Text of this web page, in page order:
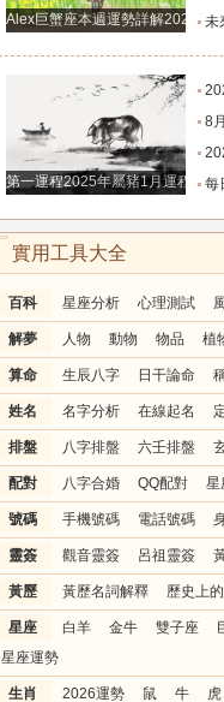
Alex巨蟹座本週運勢詳解
未來兩
第一運程2025年屬豬1月運程解析
2026
8月8日
每日
實用工具大全
百科 星座分析 心理測試
解夢 人物 動物 物品 植
算命 生辰八字 日干論命
姓名 名字分析 在線起名
排盤 八字排盤 六壬排盤
配對 八字合婚 QQ配對 星
號碼 手機號碼 電話號碼
靈簽 觀音靈簽 呂祖靈簽
黃歷 黃歷名詞解釋 歷史上
星座 白羊 金牛 雙子座
星座運勢
生肖 2026運勢 鼠 牛 虎